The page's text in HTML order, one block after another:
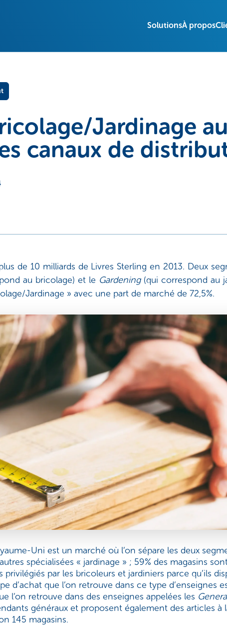
SolutionsÀ propos
Jardinage
canaux de
de 10 milliards de Livres Sterling en 2013. Deux
au bricolage) et le Gardening(qui correspond au
Jardinage » avec une part de marché de 72,5%.
Uni est un marché où l’on sépare les deux
spécialisées « jardinage » ; 59% des magasins
par les bricoleurs et jardiniers parce qu’ils
d’achat que l’on retrouve dans ce type d’enseignes
l’on retrouve dans des enseignes appelées les
généraux et proposent également des articles à
145 magasins.